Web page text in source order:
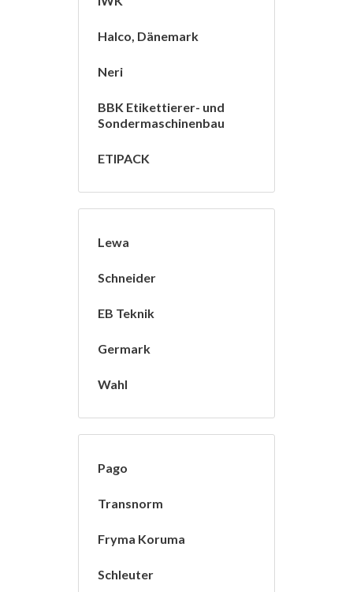
Halco, Dänemark
Neri
BBK Etikettierer- und
Sondermaschinenbau
ETIPACK
Lewa
Schneider
EB Teknik
Germark
Wahl
Pago
Transnorm
Fryma Koruma
Schleuter